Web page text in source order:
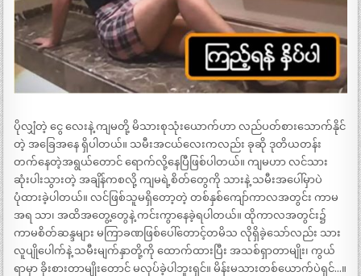
ပိုလျှံတဲ့ ငွေ လေးနဲ့ ကျမတို့ မိသားစုသုံးယောက်ဟာ လည်ပတ်စားသောက်နိုင်
တဲ့ အခြေအနေ ရှိပါတယ်။ သမီးအငယ်လေးကလည်း ခုဆို ဒုတိယတန်း
တက်နေတဲ့အရွယ်တောင် ရောက်လို့နေပြီဖြစ်ပါတယ်။ ကျမဟာ လင်သား
ဆုံးပါးသွားတဲ့ အချိန်ကစလို့ ကျမရဲ့စိတ်တွေကို သားနဲ့ သမီးအပေါ်မှာပဲ
ပုံထားခဲ့ပါတယ်။ လင်ဖြစ်သူမရှိတော့တဲ့ တစ်နှစ်ကျော်ကာလအတွင်း ကာမ
အရ သာ၊ အထိအတွေ့တွေနဲ့ ကင်းကွာနေခဲ့ရပါတယ်။ ထိုကာလအတွင်း၌
ကာမစိတ်ဆန္ဒများ မကြာခဏဖြစ်ပေါ်တောင့်တမိသ လိုရှိခဲ့သော်လည်း သား
လူပျိုပေါက်နဲ့ သမီးမျက်နှာတို့ကို ထောက်ထားပြီး အသစ်ရှာတာမျိုး၊ ကွယ်
ရာမှာ ခိုးစားတာမျိုးတောင် မလုပ်ခဲ့ပါဘူးရှင်။ မိန်းမသားတစ်ယောက်ပဲရှင်…။